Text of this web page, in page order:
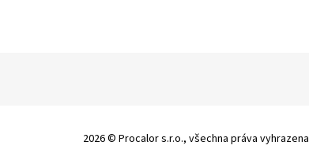
2026 © Procalor s.r.o., všechna práva vyhrazena